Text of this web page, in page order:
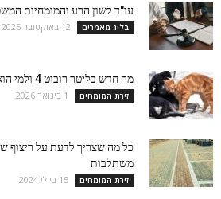
עו"ד לשון הרע והמומחיות
בלוג מאמרים 12 באוקטובר 2025
מה חדש בליטר רובוט 4 ולמי הוא מתאים?
זירת המומחים 1 בינואר 2026
כל מה שצריך לדעת על ריצוף
משתלבות
זירת המומחים 15 ביולי 2024